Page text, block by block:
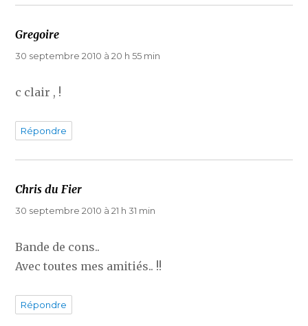
Gregoire
30 septembre 2010 à 20 h 55 min
c clair , !
Répondre
Chris du Fier
30 septembre 2010 à 21 h 31 min
Bande de cons..
Avec toutes mes amitiés.. !!
Répondre